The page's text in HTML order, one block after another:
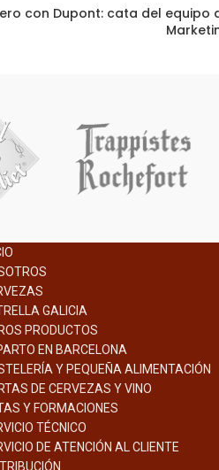
con Dupont: cata del equipo
GALICIA
PRODUCTOS
EN BARCELONA
Y PEQUEÑA ALIMENTACIÓN
DE CERVEZAS Y VINO
Y FORMACIONES
TÉCNICO
DE ATENCIÓN AL CLIENTE